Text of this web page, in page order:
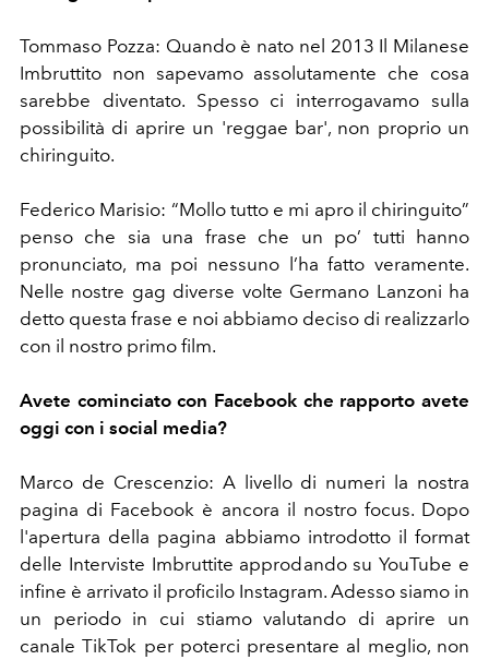
Tommaso Pozza: Quando è nato nel 2013 Il Milanese
Imbruttito non sapevamo assolutamente che cosa
sarebbe diventato. Spesso ci interrogavamo sulla
possibilità di aprire un 'reggae bar', non proprio un
chiringuito.
Federico Marisio: “Mollo tutto e mi apro il chiringuito”
penso che sia una frase che un po’ tutti hanno
pronunciato, ma poi nessuno l’ha fatto veramente.
Nelle nostre gag diverse volte Germano Lanzoni ha
detto questa frase e noi abbiamo deciso di realizzarlo
con il nostro primo film.
Avete cominciato con Facebook che rapporto avete
oggi con i social media?
Marco de Crescenzio: A livello di numeri la nostra
pagina di Facebook è ancora il nostro focus. Dopo
l'apertura della pagina abbiamo introdotto il format
delle Interviste Imbruttite approdando su YouTube e
infine è arrivato il proficilo Instagram. Adesso siamo in
un periodo in cui stiamo valutando di aprire un
canale TikTok per poterci presentare al meglio, non